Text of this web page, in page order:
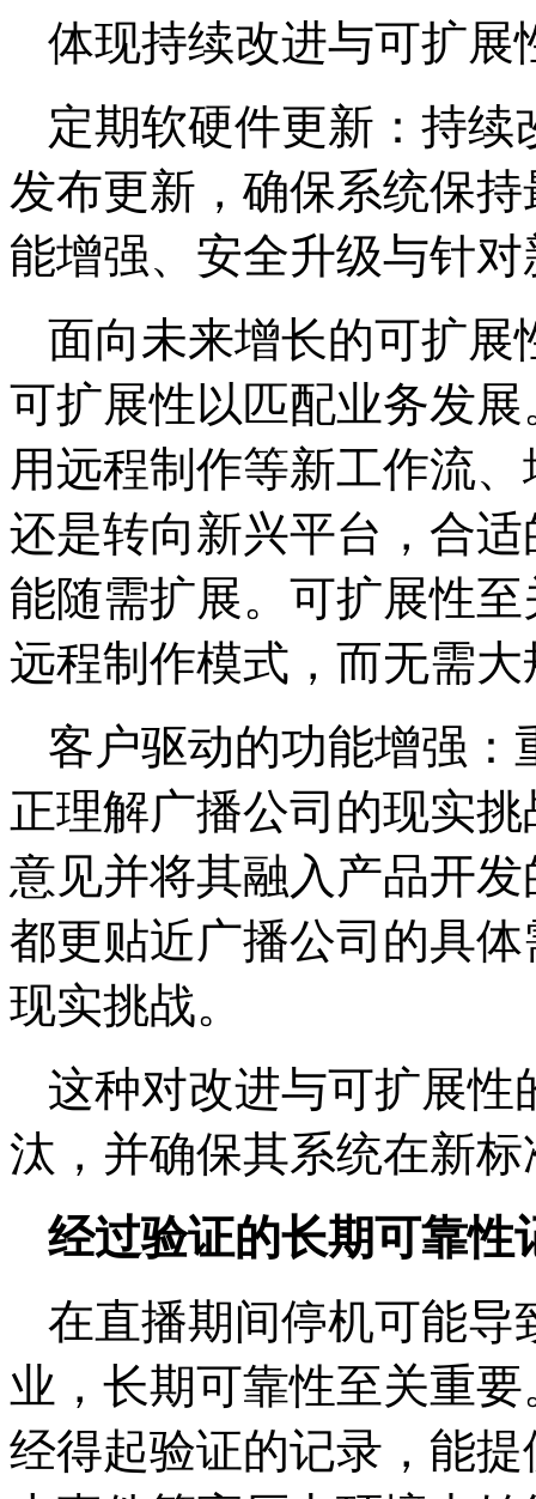
体现持续改进与可扩展
定期软硬件更新：持
发布更新，确保系统保
能增强、安全升级与针
面向未来增长的可扩展
可扩展性以匹配业务发
用远程制作等新工作流
还是转向新兴平台，合
能随需扩展。可扩展性
远程制作模式，而无需
客户驱动的功能增强：
正理解广播公司的现实
意见并将其融入产品开
都更贴近广播公司的具
现实挑战。
这种对改进与可扩展性
汰，并确保其系统在新
经过验证的长期可靠性
在直播期间停机可能导
业，长期可靠性至关重
经得起验证的记录，能